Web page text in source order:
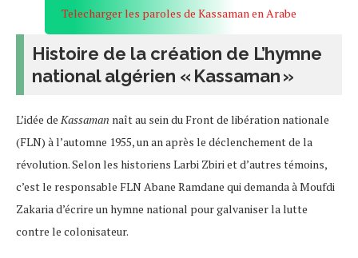
Telecharger les paroles de Kassaman en Arabe
Histoire de la création de L’hymne
national algérien « Kassaman »
L’idée de Kassaman naît au sein du Front de libération nationale
(FLN) à l’automne 1955, un an après le déclenchement de la
révolution. Selon les historiens Larbi Zbiri et d’autres témoins,
c’est le responsable FLN Abane Ramdane qui demanda à Moufdi
Zakaria d’écrire un hymne national pour galvaniser la lutte
contre le colonisateur.